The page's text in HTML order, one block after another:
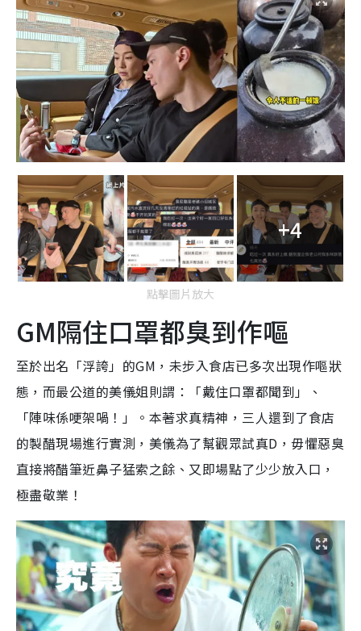
+4
點擊圖片放大
GM隔住口罩都臭到作嘔
至於出名「浮誇」的GM，未步入食店已多次出現作嘔狀
態，而最公道的美儀姐則謂：「戴住口罩都聞到」、
「陣味係哽架喎！」。本著求真精神，三人還到了食店
的製醋現場進行實測，美儀為了幫觀眾試真D，毋懼惡臭
直接將醋筆近鼻子猛索之餘、又即場點了少少放入口，
極盡敬業！